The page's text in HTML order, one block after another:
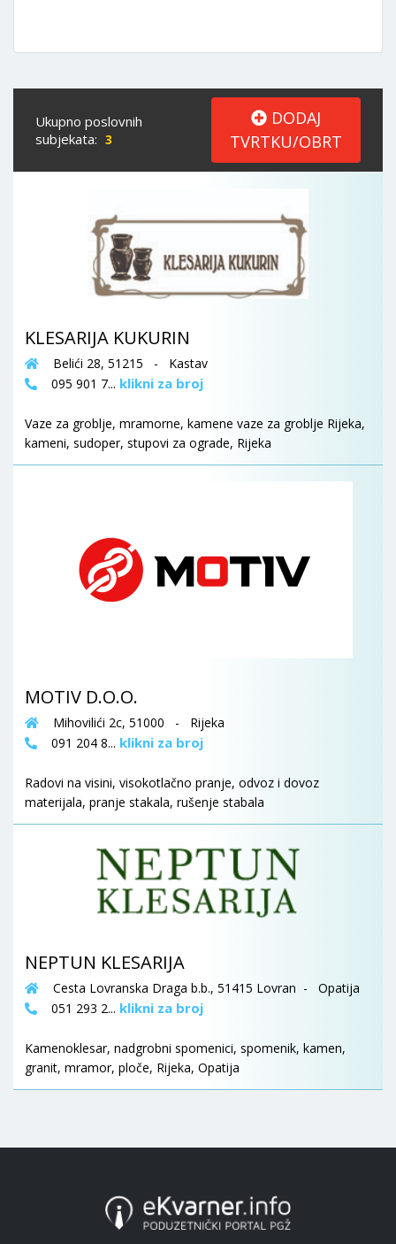
Ukupno poslovnih
subjekata: 3
DODAJ
TVRTKU/OBRT
KLESARIJA KUKURIN
Belići 28, 51215 - Kastav
095 901 7... klikni za broj
Vaze za groblje, mramorne, kamene vaze za groblje Rijeka,
kameni, sudoper, stupovi za ograde, Rijeka
MOTIV D.O.O.
Mihovilići 2c, 51000 - Rijeka
091 204 8... klikni za broj
Radovi na visini, visokotlačno pranje, odvoz i dovoz
materijala, pranje stakala, rušenje stabala
NEPTUN KLESARIJA
Cesta Lovranska Draga b.b., 51415 Lovran - Opatija
051 293 2... klikni za broj
Kamenoklesar, nadgrobni spomenici, spomenik, kamen,
granit, mramor, ploče, Rijeka, Opatija